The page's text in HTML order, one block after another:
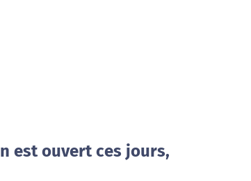
est ouvert ces jours,